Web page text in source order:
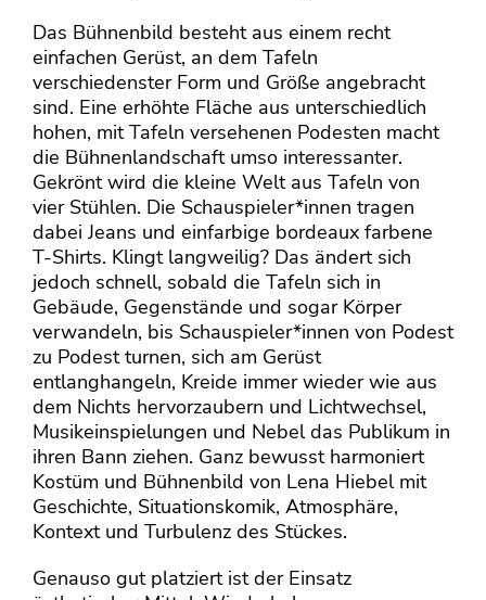
Das Bühnenbild besteht aus einem recht
einfachen Gerüst, an dem Tafeln
verschiedenster Form und Größe angebracht
sind. Eine erhöhte Fläche aus unterschiedlich
hohen, mit Tafeln versehenen Podesten macht
die Bühnenlandschaft umso interessanter.
Gekrönt wird die kleine Welt aus Tafeln von
vier Stühlen. Die Schauspieler*innen tragen
dabei Jeans und einfarbige bordeaux farbene
T-Shirts. Klingt langweilig? Das ändert sich
jedoch schnell, sobald die Tafeln sich in
Gebäude, Gegenstände und sogar Körper
verwandeln, bis Schauspieler*innen von Podest
zu Podest turnen, sich am Gerüst
entlanghangeln, Kreide immer wieder wie aus
dem Nichts hervorzaubern und Lichtwechsel,
Musikeinspielungen und Nebel das Publikum in
ihren Bann ziehen. Ganz bewusst harmoniert
Kostüm und Bühnenbild von Lena Hiebel mit
Geschichte, Situationskomik, Atmosphäre,
Kontext und Turbulenz des Stückes.
Genauso gut platziert ist der Einsatz